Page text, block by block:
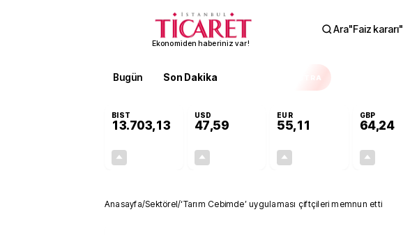
Ekonomiden haberiniz var!
Ara"Faiz kararı"
Bugün Son Dakika EKSTRA
BIST
13.703,13
USD
47,59
EUR
55,11
GBP
64,24
Anasayfa/Sektörel/‘Tarım Cebimde’ uygulaması çiftçileri memnun etti